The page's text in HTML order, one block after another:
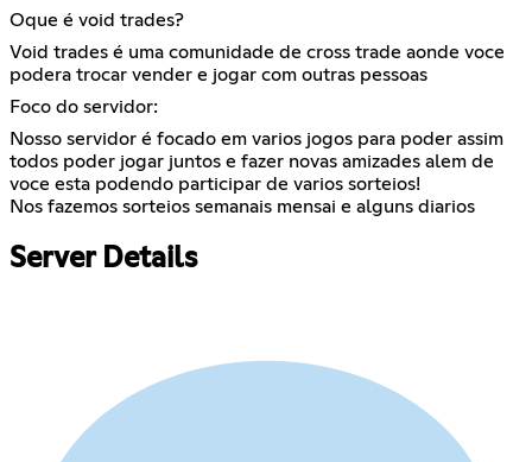
Oque é void trades?
Void trades é uma comunidade de cross trade aonde voce
podera trocar vender e jogar com outras pessoas
Foco do servidor:
Nosso servidor é focado em varios jogos para poder assim
todos poder jogar juntos e fazer novas amizades alem de
voce esta podendo participar de varios sorteios!
Nos fazemos sorteios semanais mensai e alguns diarios
Server Details